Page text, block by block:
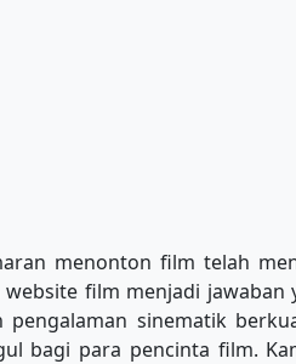
menonton film telah
film menjadi jawaban
sinematik
bagi para pencinta film.